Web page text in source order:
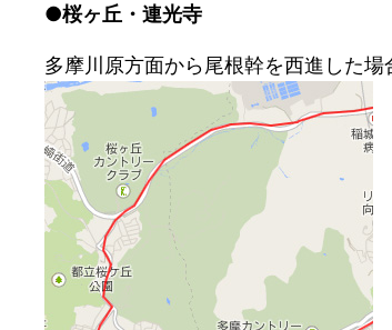
●桜ヶ丘・連光寺
多摩川原方面から尾根幹を西進した場